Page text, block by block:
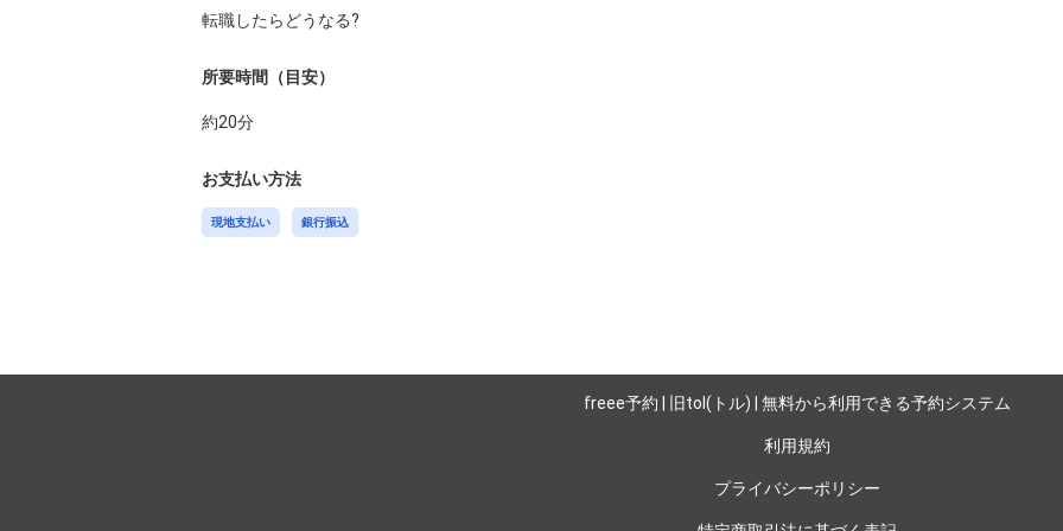
所要時間（目安）
約20分
お支払い方法
現地支払い 銀行振込
freee予約 | 旧tol(トル) | 無料から利用できる予約システム
利用規約
プライバシーポリシー